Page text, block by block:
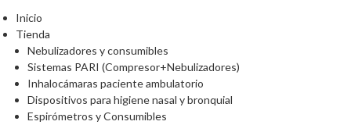
Inicio
Tienda
Nebulizadores y consumibles
Sistemas PARI (Compresor+Nebulizadores)
Inhalocámaras paciente ambulatorio
Dispositivos para higiene nasal y bronquial
Espirómetros y Consumibles